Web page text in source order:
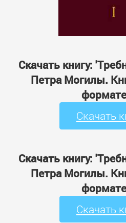
Скачать книгу:
Петра Могилы.
Скачать
Скачать книгу:
Петра Могилы.
Скачать